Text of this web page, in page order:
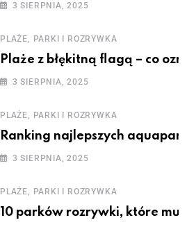
3 SIERPNIA, 2025
PLAŻE, PARKI I ROZRYWKA
Plaże z błękitną flagą – co
3 SIERPNIA, 2025
PLAŻE, PARKI I ROZRYWKA
Ranking najlepszych
3 SIERPNIA, 2025
PLAŻE, PARKI I ROZRYWKA
10 parków rozrywki, które